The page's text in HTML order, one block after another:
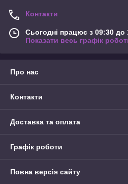
Контакти
Сьогодні працює з 09:30 до
Показати весь графік
Про нас
Контакти
Доставка та оплата
Графік роботи
Повна версія сайту